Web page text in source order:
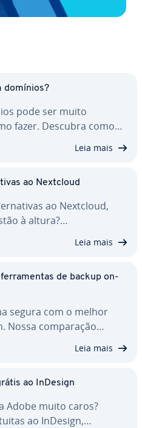
domínios?
pode ser muito
fazer. Descubra como…
Leia mais
ao Nextcloud
ao Nextcloud,
à altura?…
Leia mais
de backup on-
segura com o melhor
Nossa com­pa­ra­ção…
Leia mais
ao InDesign
Adobe muito caros?
ao InDesign,…